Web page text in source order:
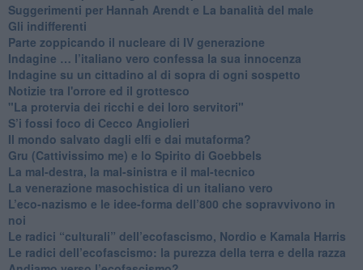
Suggerimenti per Hannah Arendt e La banalità del male
​Gli indifferenti
Parte zoppicando il nucleare di IV generazione
​Indagine … l’italiano vero confessa la sua innocenza
Indagine su un cittadino al di sopra di ogni sospetto
Notizie tra l'orrore ed il grottesco
"La protervia dei ricchi e dei loro servitori"
S’i fossi foco di Cecco Angiolieri
​Il mondo salvato dagli elfi e dai mutaforma?
Gru (Cattivissimo me) e lo Spirito di Goebbels
​La mal-destra, la mal-sinistra e il mal-tecnico
​La venerazione masochistica di un italiano vero
​L’eco-nazismo e le idee-forma dell’800 che sopravvivono in
noi
​Le radici “culturali” dell’ecofascismo, Nordio e Kamala Harris
Le radici dell’ecofascismo: la purezza della terra e della razza